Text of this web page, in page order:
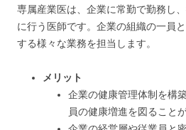
専属産業医は、企業に常勤で勤務し
に行う医師です。企業の組織の一員
する様々な業務を担当します。
メリット
企業の健康管理体制を構
員の健康増進を図ること